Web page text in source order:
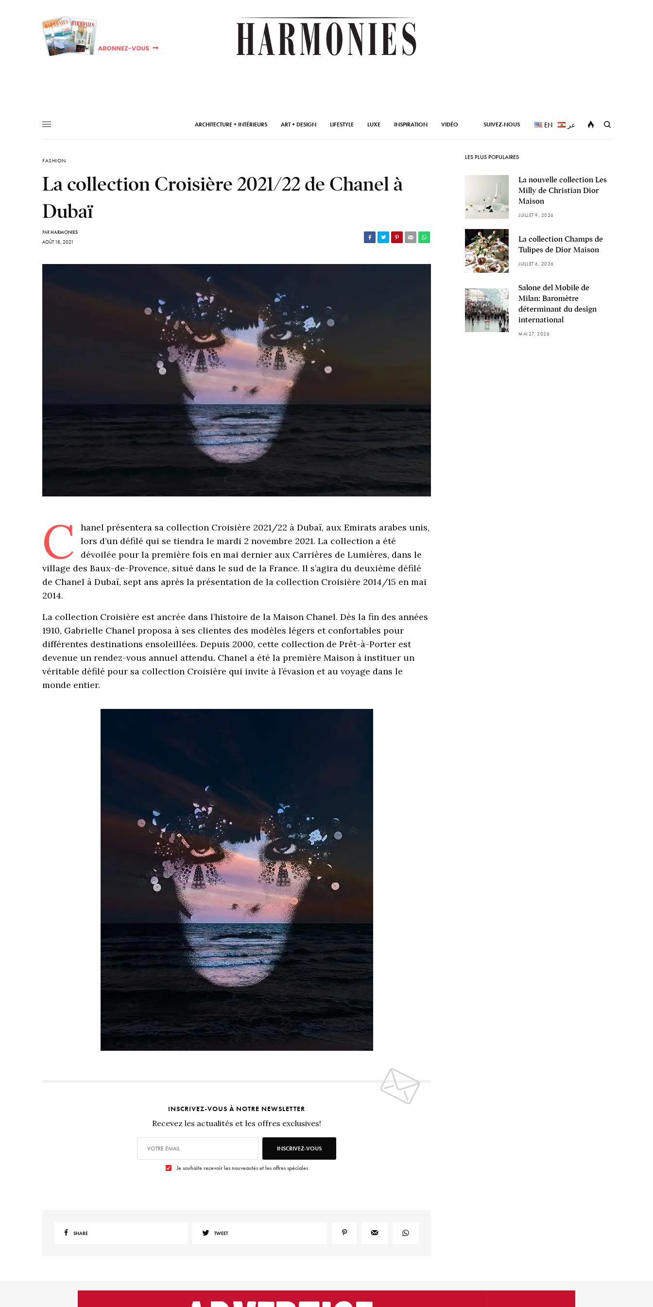
ARCHITECTURE + INTÉRIEURS ART + DESIGN LIFESTYLE LUXE INSPIRATION VIDÉO SUIVEZ-NOUS EN عر
FASHION
La collection Croisière 2021/22 de Chanel à
Dubaï
PARHARMONIES
AOÛT 18, 2021
C
hanel présentera sa collection Croisière 2021/22 à Dubaï, aux Emirats arabes unis,
lors d’un défilé qui se tiendra le mardi 2 novembre 2021. La collection a été
dévoilée pour la première fois en mai dernier aux Carrières de Lumières, dans le
village des Baux-de-Provence, situé dans le sud de la France. Il s’agira du deuxième défilé
de Chanel à Dubaï, sept ans après la présentation de la collection Croisière 2014/15 en mai
2014.
La collection Croisière est ancrée dans l’histoire de la Maison Chanel. Dès la fin des années
1910, Gabrielle Chanel proposa à ses clientes des modèles légers et confortables pour
différentes destinations ensoleillées. Depuis 2000, cette collection de Prêt-à-Porter est
devenue un rendez-vous annuel attendu. Chanel a été la première Maison à instituer un
véritable défilé pour sa collection Croisière qui invite à l’évasion et au voyage dans le
monde entier.
INSCRIVEZ-VOUS À NOTRE NEWSLETTER
Recevez les actualités et les offres exclusives!
INSCRIVEZ-VOUS
Je souhaite recevoir les nouveautés et les offres spéciales
SHARE TWEET
LES PLUS POPULAIRES
La nouvelle collection Les
Milly de Christian Dior
Maison
JUILLET 9, 2026
La collection Champs de
Tulipes de Dior Maison
JUILLET 6, 2026
Salone del Mobile de
Milan: Baromètre
déterminant du design
international
MAI 27, 2026